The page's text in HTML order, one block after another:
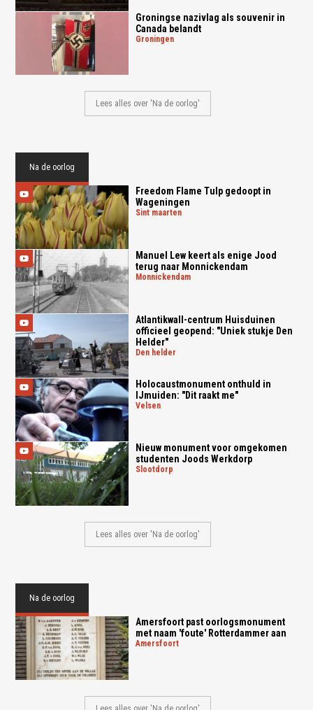
Groningse nazivlag als souvenir in
Canada belandt
groningen
Lees alles over 'Na de oorlog'
Na de oorlog
Freedom Flame Tulp gedoopt in
Wageningen
sint maarten
Manuel Lew keert als enige Jood
terug naar Monnickendam
monnickendam
Atlantikwall-centrum Huisduinen
officieel geopend: "Uniek stukje Den
Helder"
den helder
Holocaustmonument onthuld in
IJmuiden: "Dit raakt me"
velsen
Nieuw monument voor omgekomen
studenten Joods Werkdorp
slootdorp
Lees alles over 'Na de oorlog'
Na de oorlog
Amersfoort past oorlogsmonument
met naam 'foute' Rotterdammer aan
amersfoort